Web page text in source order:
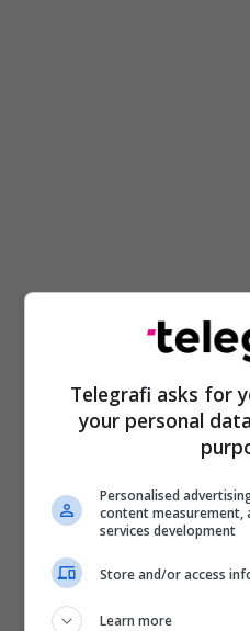
Lista Serbe
Telegrafi asks for
your personal
Personalised
content measurement,
services development
Store and/or access
Learn more